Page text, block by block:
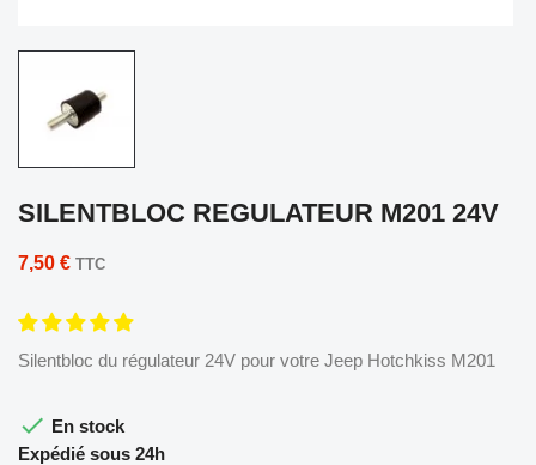
SILENTBLOC REGULATEUR M201 24V
7,50 € TTC
Silentbloc du régulateur 24V pour votre Jeep Hotchkiss M201
 En stock
Expédié sous 24h